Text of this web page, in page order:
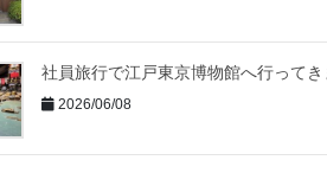
社員旅行で江戸東京博物館へ行ってき
2026/06/08